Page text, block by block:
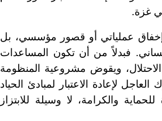
غزة.
عملياتي أو قصور مؤسسي، بل
فبدلاً من أن تكون المساعدات
ويقوض مشروعية المنظومة
لإعادة الاعتبار لمبادئ الحياد
والكرامة، لا وسيلة للابتزاز